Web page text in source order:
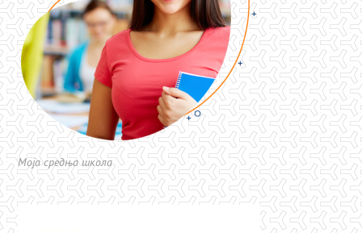
Моја средња школа